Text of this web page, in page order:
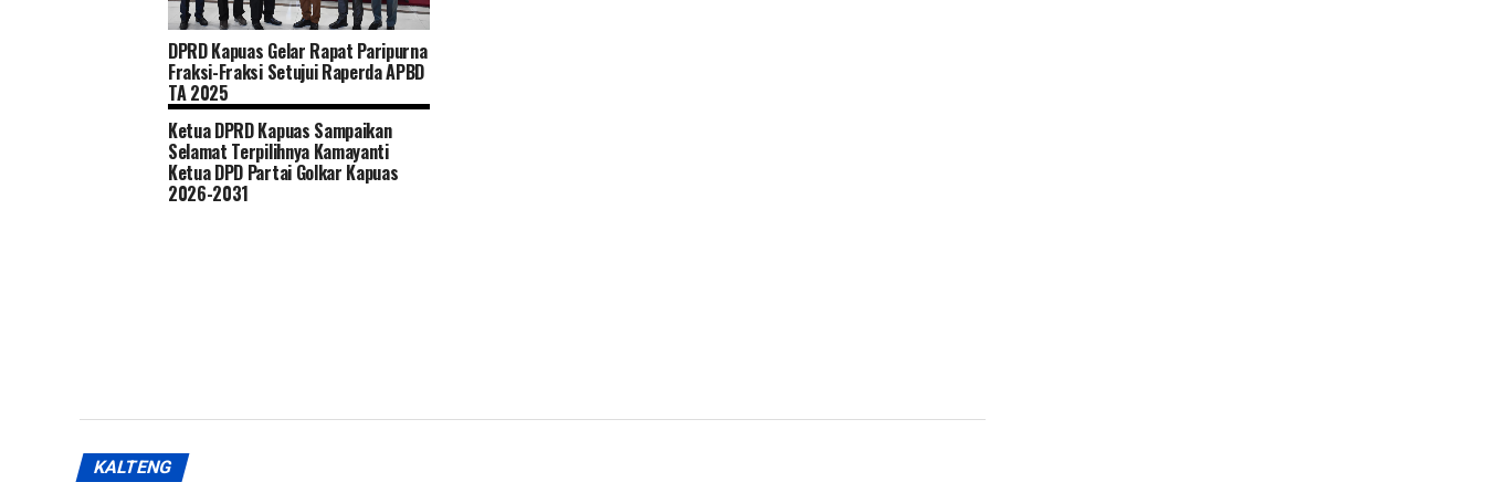
DPRD Kapuas Gelar Rapat Paripurna
Fraksi-Fraksi Setujui Raperda APBD
TA 2025
Ketua DPRD Kapuas Sampaikan
Selamat Terpilihnya Kamayanti
Ketua DPD Partai Golkar Kapuas
2026-2031
KALTENG